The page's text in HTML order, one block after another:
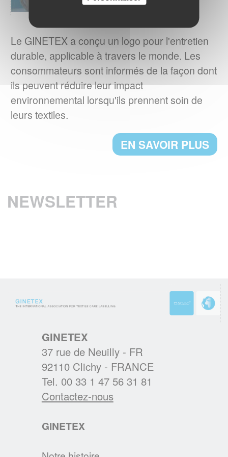
RESULTATS DU 3ème BAROMETRE
EUROPEEN IPSOS 2021
Les considérations environnementales sont
au cœur des nouvelles habitudes d’entretien
textiles des Européens.
EN SAVOIR PLUS
Les régles d'étiquetage des textiles
changent au 1er janvier 2021. Voici les
LA CHARTE SUR LE NETTOYAGE
DURABLE
L’A.I.S.E. présente les premiers produits
conformes aux nouveaux critères de la
Charte du Nettoyage Durable et relance sa
plateforme cleanright.eu
Le GINETEX a conçu un logo pour l'entretien
durable, applicable à travers le monde. Les
consommateurs sont informés de la façon dont
ils peuvent réduire leur impact
environnemental lorsqu'ils prennent soin de
leurs textiles.
EN SAVOIR PLUS
NEWSLETTER
GINETEX
37 rue de Neuilly - FR
92110 Clichy - FRANCE
Tel. 00 33 1 47 56 31 81
Contactez-nous
GINETEX